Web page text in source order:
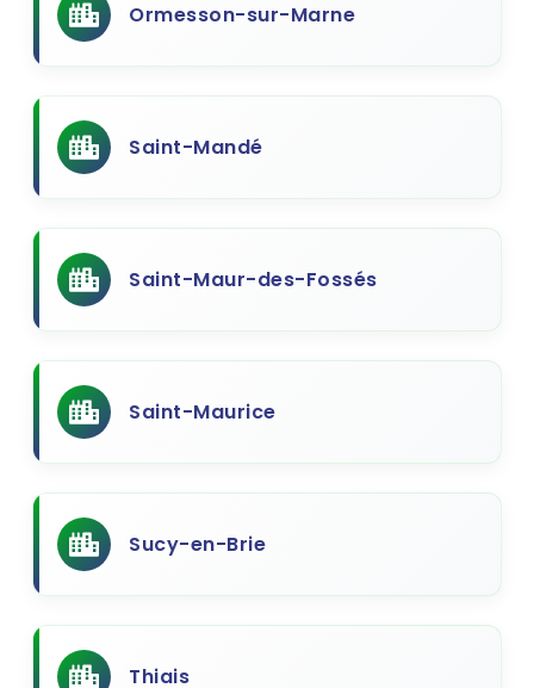
Ormesson-sur-Marne
Saint-Mandé
Saint-Maur-des-Fossés
Saint-Maurice
Sucy-en-Brie
Thiais